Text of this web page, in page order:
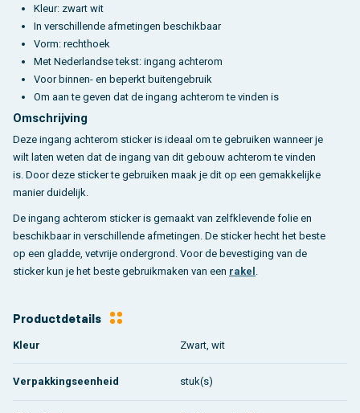
Kleur: zwart wit
In verschillende afmetingen beschikbaar
Vorm: rechthoek
Met Nederlandse tekst: ingang achterom
Voor binnen- en beperkt buitengebruik
Om aan te geven dat de ingang achterom te vinden is
Omschrijving
Deze ingang achterom sticker is ideaal om te gebruiken wanneer je
wilt laten weten dat de ingang van dit gebouw achterom te vinden
is. Door deze sticker te gebruiken maak je dit op een gemakkelijke
manier duidelijk.
De ingang achterom sticker is gemaakt van zelfklevende folie en
beschikbaar in verschillende afmetingen. De sticker hecht het beste
op een gladde, vetvrije ondergrond. Voor de bevestiging van de
sticker kun je het beste gebruikmaken van een rakel .
Productdetails
Kleur Zwart, wit
Verpakkingseenheid stuk(s)